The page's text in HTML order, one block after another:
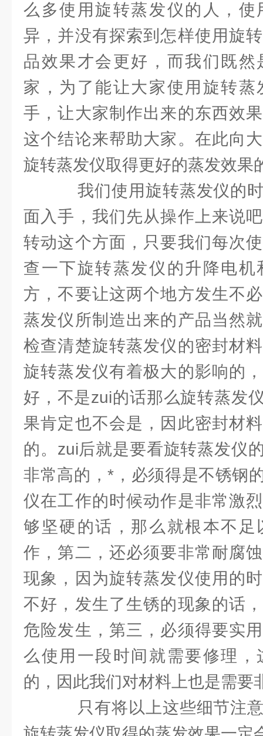
么多使用旋转蒸发仪的人，使
异，并没有探索到怎样使用旋
品效果才会更好，而我们既
家，为了能让大家使用旋转
手，让大家制作出来的东西效
这个结论来帮助大家。在此向
旋转蒸发仪取得更好的蒸发效果
我们使用旋转蒸发仪的
面入手，我们先从操作上来说
转动这个方面，只要我们每次
查一下旋转蒸发仪的升降电
方，不要让这两个地方发生不
蒸发仪所制造出来的产品当然
检查清楚旋转蒸发仪的密封材
旋转蒸发仪有着极大的影响的
好，不是zui的话那么旋转蒸发
果肯定也不会是，因此密封材
的。zui后就是要看旋转蒸发仪
非常高的，*，必须得是不锈钢
仪在工作的时候动作是非常激
够坚硬的话，那么就根本不足
作，第二，还必须要非常耐腐
现象，因为旋转蒸发仪使用的
不好，发生了生锈的现象的话
危险发生，第三，必须得要实
么使用一段时间就需要修理，
的，因此我们对材料上也是需要
只有将以上这些细节注